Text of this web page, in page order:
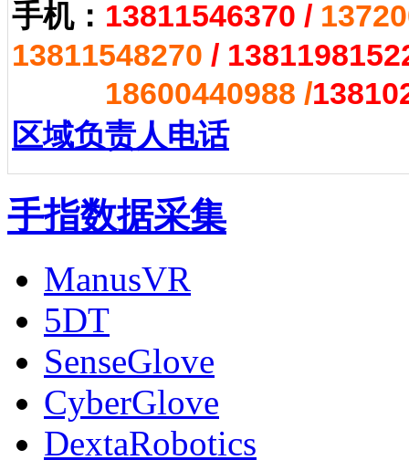
手机： 13811546370 /
13811548270 /
18600440988 /
区域负责人电话
手指数据采集
ManusVR
5DT
SenseGlove
CyberGlove
DextaRobotics